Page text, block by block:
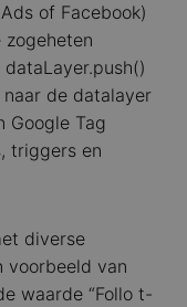
of Facebook)
de datalayer
Google Tag
triggers en
diverse
voorbeeld van
waarde “Follo t-